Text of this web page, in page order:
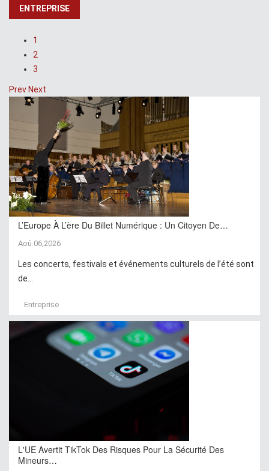
ENTREPRISE
1
2
3
PrevNext
L’Europe À L’ère Du Billet Numérique : Un Citoyen De…
Aoû 06,2026
Les concerts, festivals et événements culturels de l’été sont
de...
Entreprise
L'UE Avertit TikTok Des Risques Pour La Sécurité Des
Mineurs…